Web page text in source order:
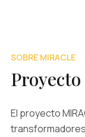
SOBRE MIRACLE
El proyecto